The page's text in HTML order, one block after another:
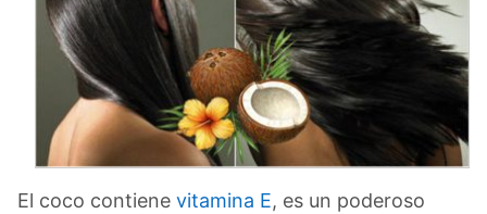
El coco contiene vitamina E, es un poderoso